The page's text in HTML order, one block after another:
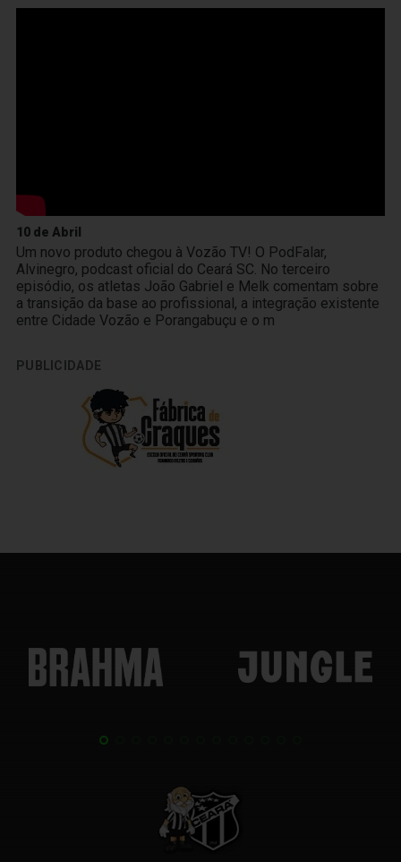
10 de Abril
Um novo produto chegou à Vozão TV! O PodFalar,
Alvinegro, podcast oficial do Ceará SC. No terceiro
episódio, os atletas João Gabriel e Melk comentam sobre
a transição da base ao profissional, a integração existente
entre Cidade Vozão e Porangabuçu e o m
PUBLICIDADE